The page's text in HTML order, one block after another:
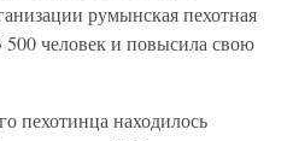
румынская пехотная
500 человек и повысила свою
пехотинца находилось